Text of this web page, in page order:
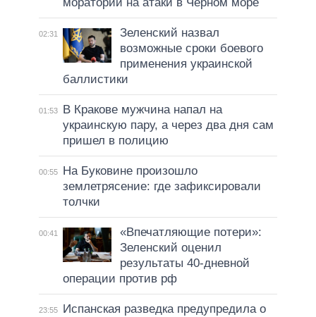
моратории на атаки в Черном море
02:31
Зеленский назвал
возможные сроки боевого
применения украинской
баллистики
01:53
В Кракове мужчина напал на
украинскую пару, а через два дня сам
пришел в полицию
00:55
На Буковине произошло
землетрясение: где зафиксировали
толчки
00:41
«Впечатляющие потери»:
Зеленский оценил
результаты 40-дневной
операции против рф
23:55
Испанская разведка предупредила о